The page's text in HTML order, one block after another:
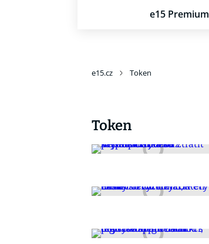
e15 Premium
e15.cz Token
Token